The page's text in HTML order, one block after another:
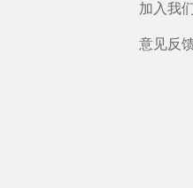
加入我
意见反